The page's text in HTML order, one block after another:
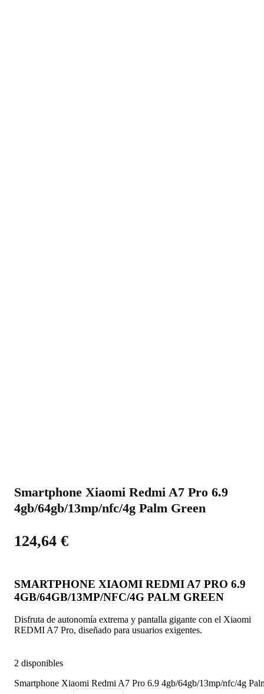
Smartphone Xiaomi Redmi A7 Pro 6.9
4gb/64gb/13mp/nfc/4g Palm Green
124,64 €
SMARTPHONE XIAOMI REDMI A7 PRO 6.9
4GB/64GB/13MP/NFC/4G PALM GREEN
Disfruta de autonomía extrema y pantalla gigante con el Xiaomi
REDMI A7 Pro, diseñado para usuarios exigentes.
2 disponibles
Smartphone Xiaomi Redmi A7 Pro 6.9 4gb/64gb/13mp/nfc/4g